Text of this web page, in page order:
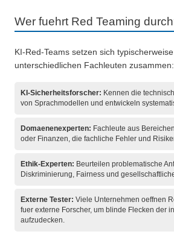
Wer fuehrt Red Teaming
KI-Red-Teams setzen sich
unterschiedlichen Fachleuten zusammen:
KI-Sicherheitsforscher: Kennen die
von Sprachmodellen und entwickeln
Domaenenexperten: Fachleute aus
oder Finanzen, die fachliche Fehler und
Ethik-Experten: Beurteilen problematische
Diskriminierung, Fairness und
Externe Tester: Viele Unternehmen oeffnen
fuer externe Forscher, um blinde Flecken der
aufzudecken.